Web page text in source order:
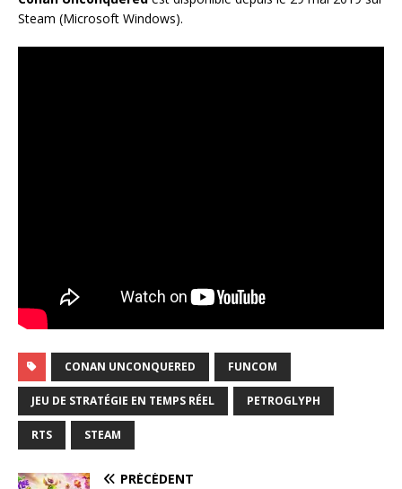
Steam (Microsoft Windows).
CONAN UNCONQUERED FUNCOM
JEU DE STRATÉGIE EN TEMPS RÉEL PETROGLYPH
RTS STEAM
PRÉCÉDENT